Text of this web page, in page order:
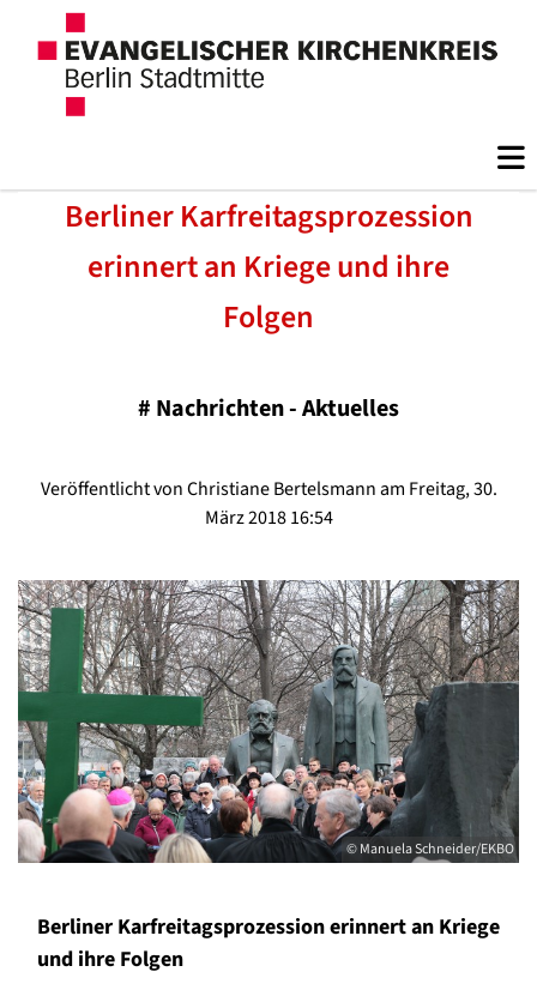
Berliner Karfreitagsprozession
erinnert an Kriege und ihre
Folgen
# Nachrichten - Aktuelles
Veröffentlicht von Christiane Bertelsmann am Freitag, 30.
März 2018 16:54
© Manuela Schneider/EKBO
Berliner Karfreitagsprozession erinnert an Kriege
und ihre Folgen